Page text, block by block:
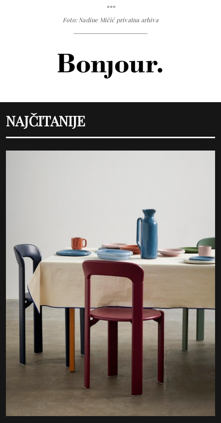
***
Foto: Nadine Mičić privatna arhiva
NAJČITANIJE